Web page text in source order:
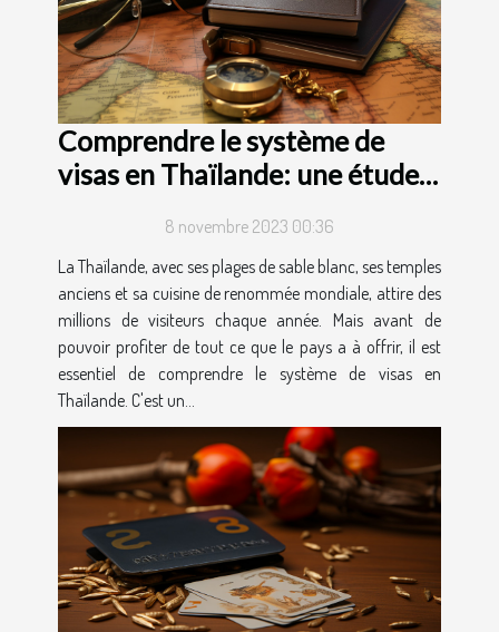
Comprendre le système de
visas en Thaïlande: une étude
8 novembre 2023 00:36
La Thaïlande, avec ses plages de sable blanc, ses temples
anciens et sa cuisine de renommée mondiale, attire des
millions de visiteurs chaque année. Mais avant de
pouvoir profiter de tout ce que le pays a à offrir, il est
essentiel de comprendre le système de visas en
Thaïlande. C'est un...